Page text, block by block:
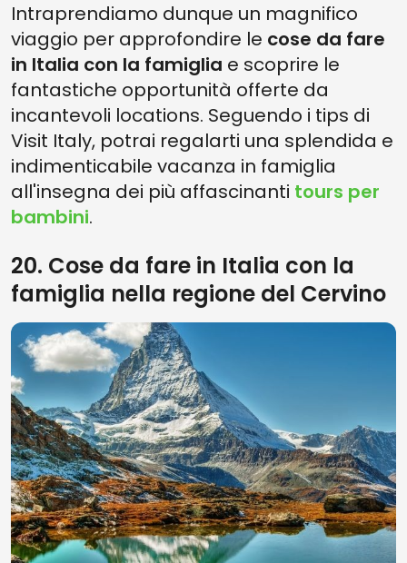
Intraprendiamo dunque un magnifico
viaggio per approfondire le cose da fare
in Italia con la famiglia e scoprire le
fantastiche opportunità offerte da
incantevoli locations. Seguendo i tips di
Visit Italy, potrai regalarti una splendida e
indimenticabile vacanza in famiglia
all'insegna dei più affascinanti tours per
bambini.
20. Cose da fare in Italia con la
famiglia nella regione del Cervino